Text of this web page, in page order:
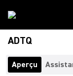
ADTQ
Aperçu